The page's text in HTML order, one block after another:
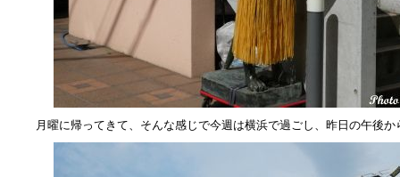
月曜に帰ってきて、そんな感じで今週は横浜で過ごし、昨日の午後